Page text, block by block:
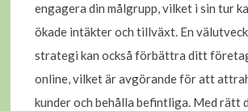
engagera din målgrupp, vilket i sin tur
ökade intäkter och tillväxt. En
strategi kan också förbättra ditt
online, vilket är avgörande för att
kunder och behålla befintliga. Med rätt